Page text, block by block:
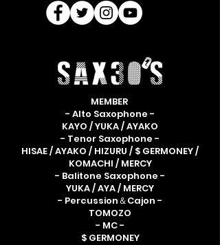
MEMBER
- Alto Saxophone -
KAYO / YUKA / AYAKO
- Tenor Saxophone -
HISAE / AYAKO / HIZURU / $ GERMONEY /
KOMACHI / MERCY
- Balitone Saxophone -
YUKA / AYA / MERCY
- Percussion＆Cajon -
TOMOZO
- MC -
$ GERMONEY